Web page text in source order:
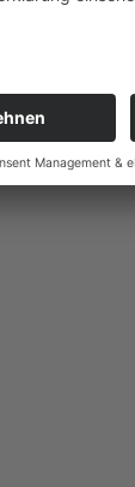
im